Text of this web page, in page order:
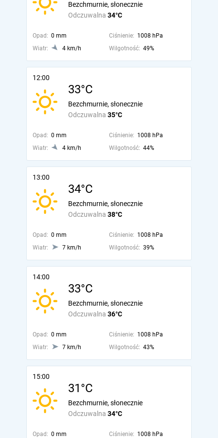
Odczuwalna 34°C
Bezchmurnie, słonecznie
Opad: 0 mm Ciśnienie: 1008 hPa
Wiatr:
4 km/h Wilgotność: 49%
12:00
33°C
Odczuwalna 35°C
Bezchmurnie, słonecznie
Opad: 0 mm Ciśnienie: 1008 hPa
Wiatr:
4 km/h Wilgotność: 44%
13:00
34°C
Odczuwalna 38°C
Bezchmurnie, słonecznie
Opad: 0 mm Ciśnienie: 1008 hPa
Wiatr:
7 km/h Wilgotność: 39%
14:00
33°C
Odczuwalna 36°C
Bezchmurnie, słonecznie
Opad: 0 mm Ciśnienie: 1008 hPa
Wiatr:
7 km/h Wilgotność: 43%
15:00
31°C
Odczuwalna 34°C
Bezchmurnie, słonecznie
Opad: 0 mm Ciśnienie: 1008 hPa